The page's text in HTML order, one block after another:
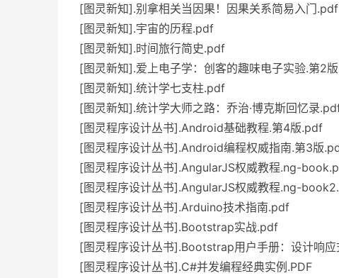
[图灵新知].别拿相关当因果！因果关系简易入门.pdf
[图灵新知].宇宙的历程.pdf
[图灵新知].时间旅行简史.pdf
[图灵新知].爱上电子学：创客的趣味电子实验.第2
[图灵新知].统计学七支柱.pdf
[图灵新知].统计学大师之路：乔治·博克斯回忆录
[图灵程序设计丛书].Android基础教程.第4版.pdf
[图灵程序设计丛书].Android编程权威指南.第3版
[图灵程序设计丛书].AngularJS权威教程.ng-
[图灵程序设计丛书].AngularJS权威教程.ng-
[图灵程序设计丛书].Arduino技术指南.pdf
[图灵程序设计丛书].Bootstrap实战.pdf
[图灵程序设计丛书].Bootstrap用户手册：设计响
[图灵程序设计丛书].C#并发编程经典实例.PDF